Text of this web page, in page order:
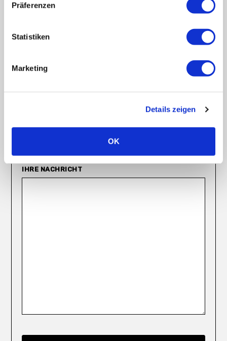
Präferenzen
Statistiken
Marketing
Details zeigen
OK
Oder schreiben Sie uns eine Nachricht:
IHRE NACHRICHT